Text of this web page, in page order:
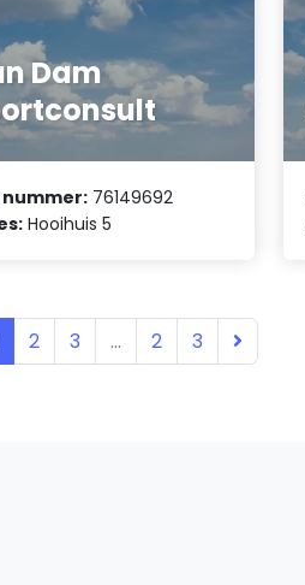
Dam
nummer: 76149692
Hooihuis 5
2 3 ... 2 3